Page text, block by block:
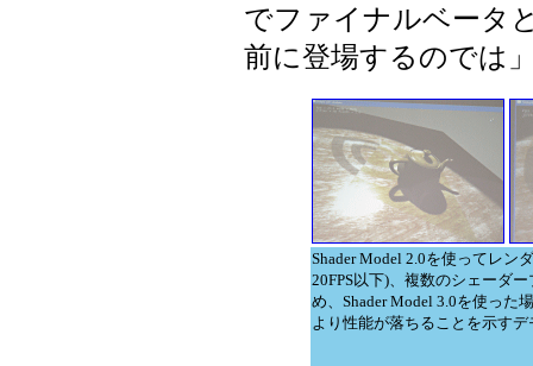
でファイナルベータ
前に登場するのでは
Shader Model 2.0を使ってレン
20FPS以下)、複数のシェーダ
め、Shader Model 3.0を使った
より性能が落ちることを示すデ